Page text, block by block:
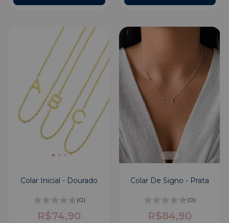
Colar Inicial - Dourado
(0)
R$74,90
Colar De Signo - Prata
(0)
R$84,90